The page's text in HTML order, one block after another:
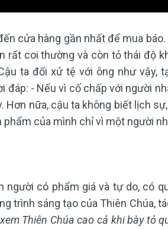
cửa hàng gần nhất để mua báo.
rất coi thường và còn tỏ thái độ
ta đối xử tệ với ông như vậy,
đáp: - Nếu vì cố chấp với người
Hơn nữa, cậu ta không biết lịch
phẩm của mình chỉ vì một người
người có phẩm giá và tự do, có
trình sáng tạo của Thiên Chúa,
Thiên Chúa cao cả khi bày tỏ